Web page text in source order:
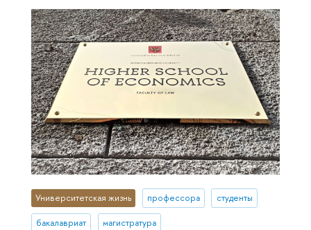
Университетская жизнь профессора студенты
бакалавриат магистратура